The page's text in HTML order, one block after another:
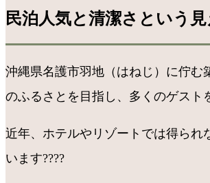
民泊人気と清潔さという
沖縄県名護市羽地（はねじ）に佇む
のふるさとを目指し、多くのゲスト
近年、ホテルやリゾートでは得られ
います????